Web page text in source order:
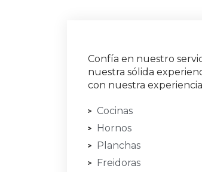
Confía en nuestro
nuestra sólida
con nuestra
Cocinas
Hornos
Planchas
Freidoras